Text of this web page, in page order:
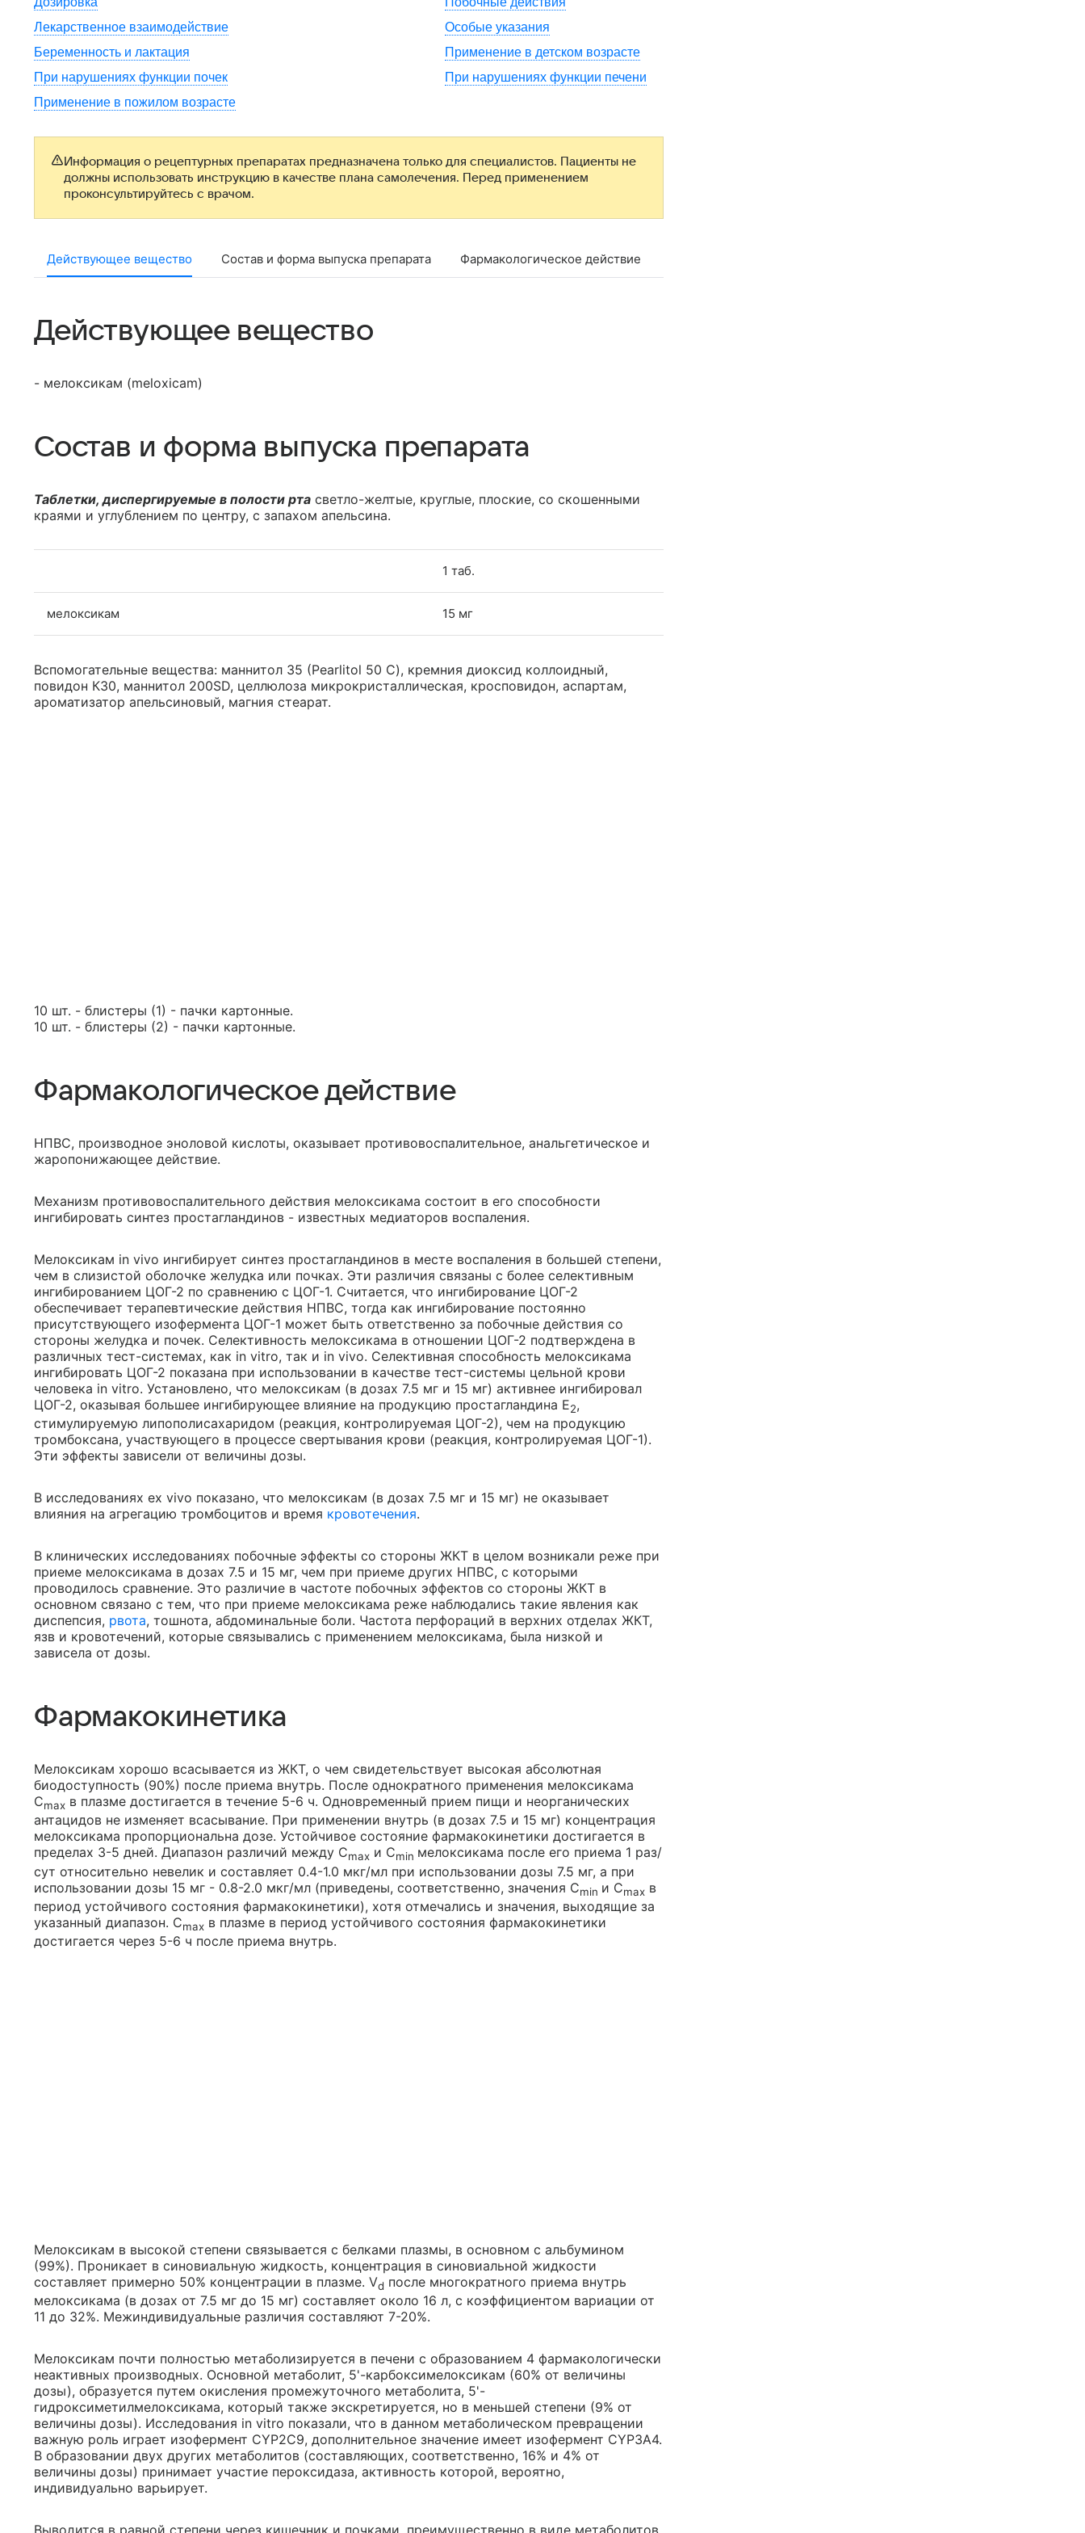
Лекарственное взаимодействие
Особые указания
Беременность и лактация
Применение в детском возрасте
При нарушениях функции почек
При нарушениях функции печени
Применение в пожилом возрасте
Информация о рецептурных препаратах предназначена только для специалистов. Пациенты не
должны использовать инструкцию в качестве плана самолечения. Перед применением
проконсультируйтесь с врачом.
Действующее вещество Состав и форма выпуска препарата Фармакологическое действие
Действующее вещество
- мелоксикам (meloxicam)
Состав и форма выпуска препарата
Таблетки, диспергируемые в полости рта светло-желтые, круглые, плоские, со скошенными
краями и углублением по центру, с запахом апельсина.
1 таб.
мелоксикам 15 мг
Вспомогательные вещества: маннитол 35 (Pearlitol 50 C), кремния диоксид коллоидный,
повидон К30, маннитол 200SD, целлюлоза микрокристаллическая, кросповидон, аспартам,
ароматизатор апельсиновый, магния стеарат.
10 шт. - блистеры (1) - пачки картонные.
10 шт. - блистеры (2) - пачки картонные.
Фармакологическое действие
НПВС, производное эноловой кислоты, оказывает противовоспалительное, анальгетическое и
жаропонижающее действие.
Механизм противовоспалительного действия мелоксикама состоит в его способности
ингибировать синтез простагландинов - известных медиаторов воспаления.
Мелоксикам in vivo ингибирует синтез простагландинов в месте воспаления в большей степени,
чем в слизистой оболочке желудка или почках. Эти различия связаны с более селективным
ингибированием ЦОГ-2 по сравнению с ЦОГ-1. Считается, что ингибирование ЦОГ-2
обеспечивает терапевтические действия НПВС, тогда как ингибирование постоянно
присутствующего изофермента ЦОГ-1 может быть ответственно за побочные действия со
стороны желудка и почек. Селективность мелоксикама в отношении ЦОГ-2 подтверждена в
различных тест-системах, как in vitro, так и in vivo. Селективная способность мелоксикама
ингибировать ЦОГ-2 показана при использовании в качестве тест-системы цельной крови
человека in vitro. Установлено, что мелоксикам (в дозах 7.5 мг и 15 мг) активнее ингибировал
ЦОГ-2, оказывая большее ингибирующее влияние на продукцию простагландина E2,
стимулируемую липополисахаридом (реакция, контролируемая ЦОГ-2), чем на продукцию
тромбоксана, участвующего в процессе свертывания крови (реакция, контролируемая ЦОГ-1).
Эти эффекты зависели от величины дозы.
В исследованиях ex vivo показано, что мелоксикам (в дозах 7.5 мг и 15 мг) не оказывает
влияния на агрегацию тромбоцитов и время кровотечения.
В клинических исследованиях побочные эффекты со стороны ЖКТ в целом возникали реже при
приеме мелоксикама в дозах 7.5 и 15 мг, чем при приеме других НПВС, с которыми
проводилось сравнение. Это различие в частоте побочных эффектов со стороны ЖКТ в
основном связано с тем, что при приеме мелоксикама реже наблюдались такие явления как
диспепсия, рвота, тошнота, абдоминальные боли. Частота перфораций в верхних отделах ЖКТ,
язв и кровотечений, которые связывались с применением мелоксикама, была низкой и
зависела от дозы.
Фармакокинетика
Мелоксикам хорошо всасывается из ЖКТ, о чем свидетельствует высокая абсолютная
биодоступность (90%) после приема внутрь. После однократного применения мелоксикама
Cmax в плазме достигается в течение 5-6 ч. Одновременный прием пищи и неорганических
антацидов не изменяет всасывание. При применении внутрь (в дозах 7.5 и 15 мг) концентрация
мелоксикама пропорциональна дозе. Устойчивое состояние фармакокинетики достигается в
пределах 3-5 дней. Диапазон различий между Cmax и Cmin мелоксикама после его приема 1 раз/
сут относительно невелик и составляет 0.4-1.0 мкг/мл при использовании дозы 7.5 мг, а при
использовании дозы 15 мг - 0.8-2.0 мкг/мл (приведены, соответственно, значения Cmin и Cmax в
период устойчивого состояния фармакокинетики), хотя отмечались и значения, выходящие за
указанный диапазон. Cmax в плазме в период устойчивого состояния фармакокинетики
достигается через 5-6 ч после приема внутрь.
Мелоксикам в высокой степени связывается с белками плазмы, в основном с альбумином
(99%). Проникает в синовиальную жидкость, концентрация в синовиальной жидкости
составляет примерно 50% концентрации в плазме. Vd после многократного приема внутрь
мелоксикама (в дозах от 7.5 мг до 15 мг) составляет около 16 л, с коэффициентом вариации от
11 до 32%. Межиндивидуальные различия составляют 7-20%.
Мелоксикам почти полностью метаболизируется в печени с образованием 4 фармакологически
неактивных производных. Основной метаболит, 5'-карбоксимелоксикам (60% от величины
дозы), образуется путем окисления промежуточного метаболита, 5'-
гидроксиметилмелоксикама, который также экскретируется, но в меньшей степени (9% от
величины дозы). Исследования in vitro показали, что в данном метаболическом превращении
важную роль играет изофермент CYP2C9, дополнительное значение имеет изофермент CYP3A4.
В образовании двух других метаболитов (составляющих, соответственно, 16% и 4% от
величины дозы) принимает участие пероксидаза, активность которой, вероятно,
индивидуально варьирует.